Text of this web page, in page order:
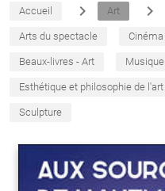
Accueil navigate_next Art navigate_next
Arts du spectacle Cinéma
Beaux-livres - Art Musique
Esthétique et philosophie de l'art
Sculpture